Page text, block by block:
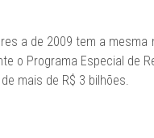
a de 2009 tem a mesma
o Programa Especial de
mais de R$ 3 bilhões.